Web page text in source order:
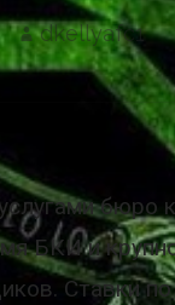
dkellyafc1
бюро
БКИ и
Ставки